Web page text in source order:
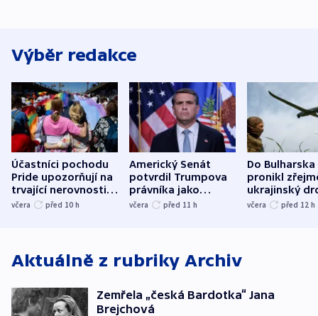
Výběr redakce
Účastníci pochodu
Pride upozorňují na
trvající nerovnosti i
společenskou
včera před 10 h
Americký Senát
potvrdil Trumpova
právníka jako
ministra
včera před 11 h
Do Bulharska
pronikl
ukrajinský
explodoval
včera před 12 h
Aktuálně z rubriky Archiv
Zemřela „česká Bardotka“ Jana
Brejchová